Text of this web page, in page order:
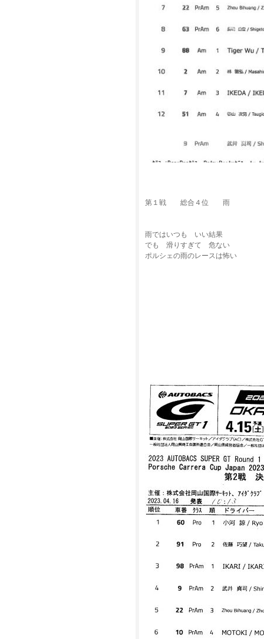
第１戦 総合４位 雨
雨ではいつも いい結果
でも 滑りすぎて 危ない
ポルシェの雨のレースは怖い